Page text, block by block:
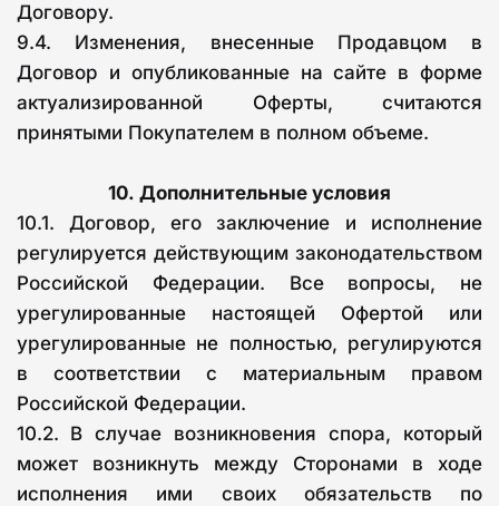
Договору.
9.4. Изменения, внесенные Продавцом в
Договор и опубликованные на сайте в форме
актуализированной Оферты, считаются
принятыми Покупателем в полном объеме.
10. Дополнительные условия
10.1. Договор, его заключение и исполнение
регулируется действующим законодательством
Российской Федерации. Все вопросы, не
урегулированные настоящей Офертой или
урегулированные не полностью, регулируются
в соответствии с материальным правом
Российской Федерации.
10.2. В случае возникновения спора, который
может возникнуть между Сторонами в ходе
исполнения ими своих обязательств по